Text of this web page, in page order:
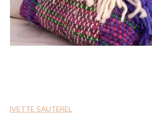
IVETTE SAUTEREL